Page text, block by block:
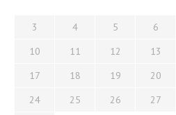
3
4 5 6
10
11 12 13
17
18 19 20
24
25 26 27